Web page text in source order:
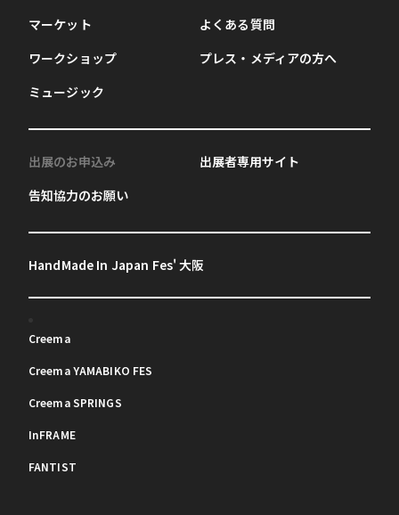
マーケット
ワークショップ
ミュージック
よくある質問
プレス・メディアの方へ
出展のお申込み
告知協力のお願い
出展者専用サイト
HandMade In Japan Fes' 大阪
Creema
Creema YAMABIKO FES
Creema SPRINGS
InFRAME
FANTIST